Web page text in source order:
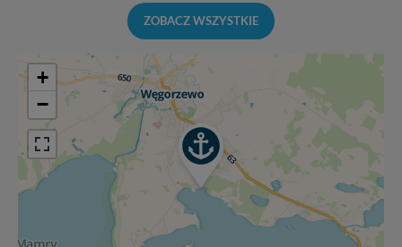
ZOBACZ WSZYSTKIE
+
−